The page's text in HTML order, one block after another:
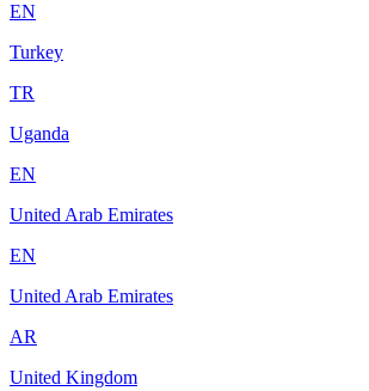
EN
Turkey
TR
Uganda
EN
United Arab Emirates
EN
United Arab Emirates
AR
United Kingdom